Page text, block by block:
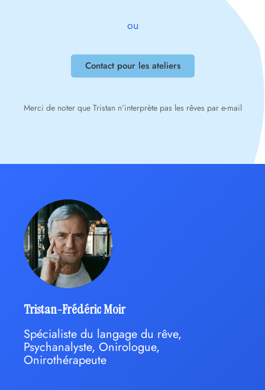
ou
Contact pour les ateliers
Merci de noter que Tristan n’interprète pas les rêves par e-mail
Tristan-Frédéric Moir
Spécialiste du langage du rêve,
Psychanalyste, Onirologue,
Onirothérapeute